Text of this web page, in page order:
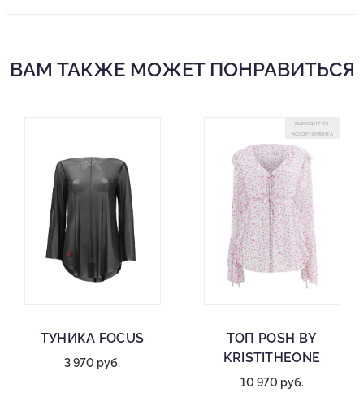
ВАМ ТАКЖЕ МОЖЕТ ПОНРАВИТЬСЯ
ТУНИКА FOCUS
3 970 руб.
ВЫХОДИТ ИЗ
АССОРТИМЕНТА
ТОП POSH BY
KRISTITHEONE
10 970 руб.